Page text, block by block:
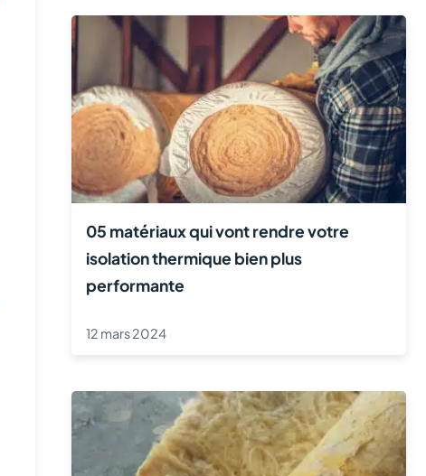
05 matériaux qui vont rendre votre
isolation thermique bien plus
performante
12 mars 2024